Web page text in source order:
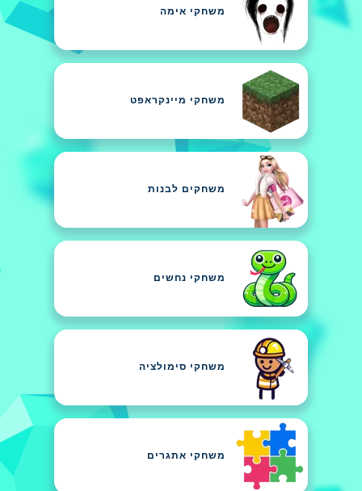
משחקי אימה
משחקי מיינקראפט
משחקים לבנות
משחקי נחשים
משחקי סימולציה
משחקי אתגרים